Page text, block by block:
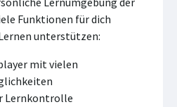
Funktionen für dich
unterstützen:
mit vielen
Lernkontrolle